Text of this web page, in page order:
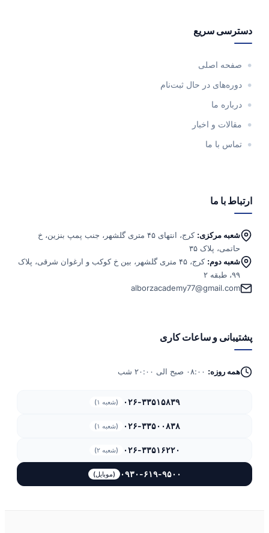
دسترسی سریع
صفحه اصلی
دوره‌های در حال ثبت‌نام
درباره ما
مقالات و اخبار
تماس با ما
ارتباط با ما
شعبه مرکزی:
کرج، انتهای ۴۵ متری گلشهر، جنب پمپ بنزین، خ
حاتمی، پلاک ۳۵
شعبه دوم:
کرج، ۴۵ متری گلشهر، بین خ کوکب و ارغوان شرقی، پلاک
۹۹، طبقه ۲
alborzacademy77@gmail.com
پشتیبانی و ساعات کاری
همه روزه:
۰۲۶-۳۳۵۱۵۸۳۹ (شعبه ۱)
۰۲۶-۳۳۵۰۰۸۳۸ (شعبه ۱)
۰۲۶-۳۳۵۱۶۲۲۰ (شعبه ۲)
۰۹۳۰-۶۱۹-۹۵۰۰ (موبایل)